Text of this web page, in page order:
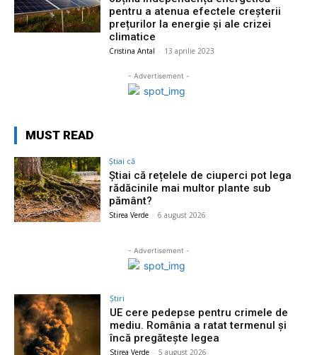
pentru a atenua efectele creșterii
prețurilor la energie și ale crizei
climatice
Cristina Antal - 13 aprilie 2023
- Advertisement -
MUST READ
Știai că
Știai că rețelele de ciuperci pot lega
rădăcinile mai multor plante sub
pământ?
Stirea Verde - 6 august 2026
- Advertisement -
Știri
UE cere pedepse pentru crimele de
mediu. România a ratat termenul și
încă pregătește legea
Stirea Verde - 5 august 2026